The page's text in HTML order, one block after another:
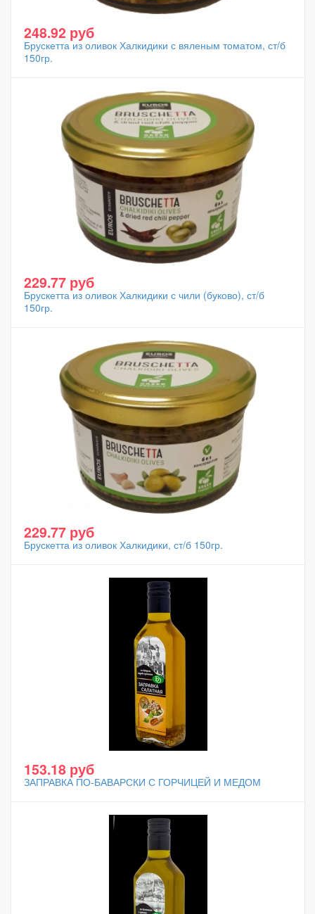
248.92 руб
Брускетта из оливок Халкидики с вяленым томатом, ст/б
150гр.
229.77 руб
Брускетта из оливок Халкидики с чили (буково), ст/б
150гр.
229.77 руб
Брускетта из оливок Халкидики, ст/б 150гр.
153.18 руб
ЗАПРАВКА ПО-БАВАРСКИ С ГОРЧИЦЕЙ И МЕДОМ